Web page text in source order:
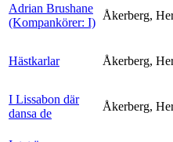
Adrian Brushane
(Kompankörer: I)
Åkerberg,
Hästkarlar Åkerberg,
I Lissabon där
dansa de
Åkerberg,